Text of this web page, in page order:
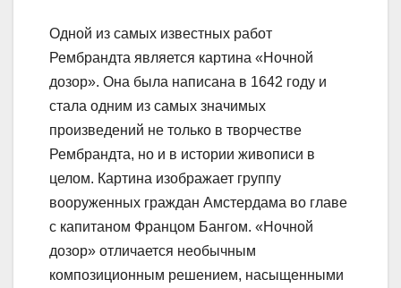
Одной из самых известных работ
Рембрандта является картина «Ночной
дозор». Она была написана в 1642 году и
стала одним из самых значимых
произведений не только в творчестве
Рембрандта, но и в истории живописи в
целом. Картина изображает группу
вооруженных граждан Амстердама во главе
с капитаном Францом Бангом. «Ночной
дозор» отличается необычным
композиционным решением, насыщенными